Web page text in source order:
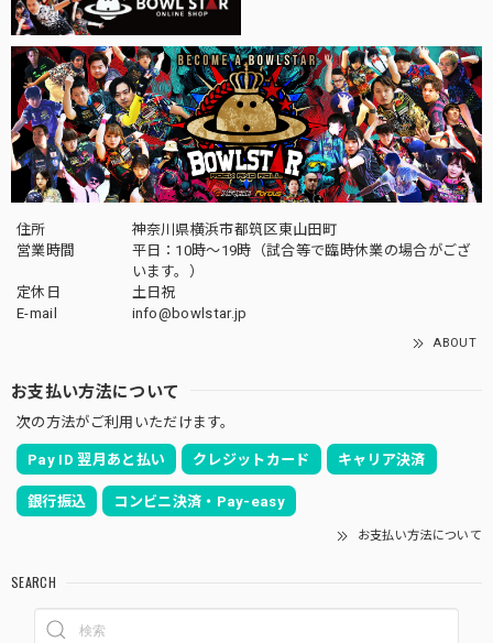
住所
神奈川県横浜市都筑区東山田町
営業時間
平日：10時～19時（試合等で臨時休業の場合がござ
います。）
定休日
土日祝
E-mail
info@bowlstar.jp
ABOUT
お支払い方法について
次の方法がご利用いただけます。
Pay ID 翌月あと払い クレジットカード キャリア決済
銀行振込 コンビニ決済・Pay-easy
お支払い方法について
SEARCH